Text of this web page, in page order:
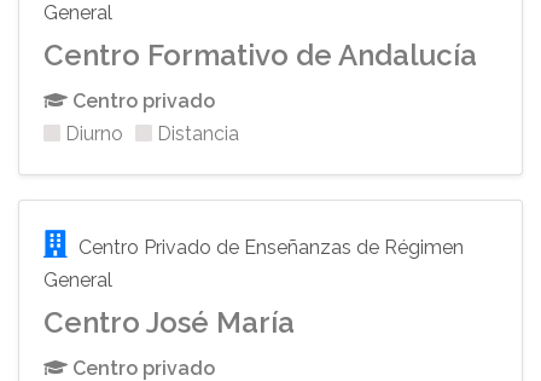
General
Centro Formativo de Andalucía
Centro privado
Diurno
Distancia
Centro Privado de Enseñanzas de Régimen
General
Centro José María
Centro privado